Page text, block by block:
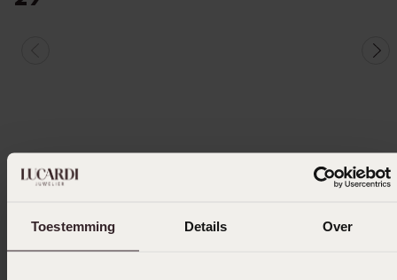
Toestemming Details Over